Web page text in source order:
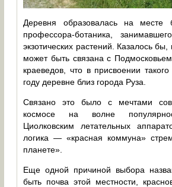
Деревня образовалась на месте
профессора-ботаника,
экзотических растений. Казалось
может быть связана с
краеведов, что в присвоении
году деревне близ города Руза.
Связано это было с мечтами
космосе на волне
Циолковским летательных
логика — «красная коммуна»
планете».
Еще одной причиной выбора
быть почва этой местности,